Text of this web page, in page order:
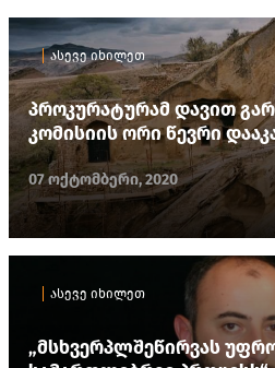
ასევე იხილეთ
პროკურატურამ დავით
კომისიის ორი წევრი
07 ოქტომბერი, 2020
ასევე იხილეთ
„მსხვერპლშეწირვას